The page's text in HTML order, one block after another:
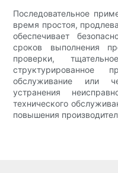
Последовательное
время простоя,
обеспечивает
сроков выполнения
проверки,
структурированное
обслуживание или
устранения
технического
повышения